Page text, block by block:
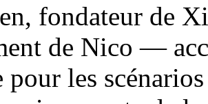
fondateur de
de Nico —
pour les